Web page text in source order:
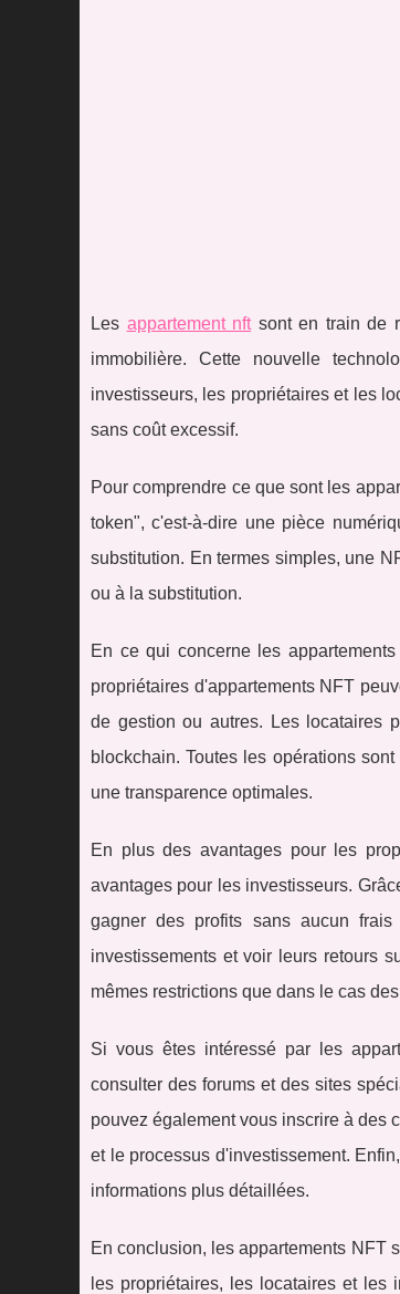
Les appartement nftsont en train de
immobilière. Cette nouvelle
investisseurs, les propriétaires et les
sans coût excessif.
Pour comprendre ce que sont les
token", c'est-à-dire une pièce
substitution. En termes simples, une
ou à la substitution.
En ce qui concerne les
propriétaires d'appartements NFT
de gestion ou autres. Les locataires
blockchain. Toutes les opérations
une transparence optimales.
En plus des avantages pour les
avantages pour les investisseurs.
gagner des profits sans aucun frais
investissements et voir leurs retours
mêmes restrictions que dans le cas
Si vous êtes intéressé par les
consulter des forums et des sites
pouvez également vous inscrire à des
et le processus d'investissement.
informations plus détaillées.
En conclusion, les appartements NFT
les propriétaires, les locataires et les